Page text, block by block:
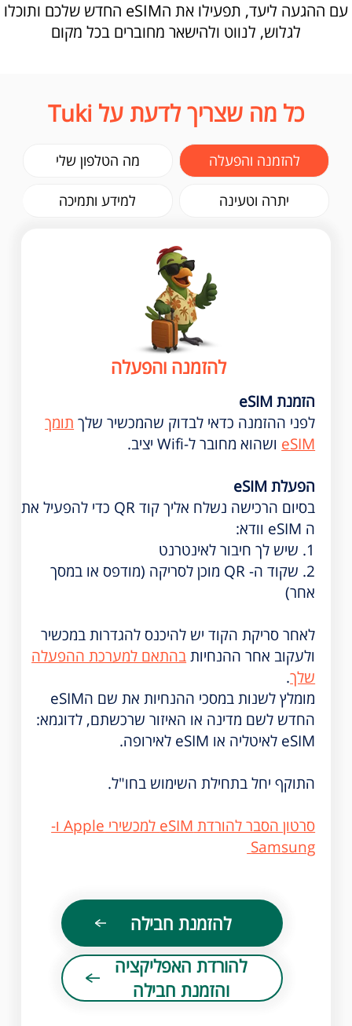
עם ההגעה ליעד, תפעילו את הeSIM החדש שלכם ותוכלו
לגלוש, לנווט ולהישאר מחוברים בכל מקום
כל מה שצריך לדעת על Tuki
להזמנה והפעלה מה הטלפון שלי
יתרה וטעינה למידע ותמיכה
להזמנה והפעלה
הזמנת eSIM
לפני ההזמנה כדאי לבדוק שהמכשיר שלך תומך
eSIM ושהוא מחובר ל-Wifi יציב.
הפעלת eSIM
בסיום הרכישה נשלח אליך קוד QR כדי להפעיל את
ה eSIM וודא:
1. שיש לך חיבור לאינטרנט
2. שקוד ה- QR מוכן לסריקה (מודפס או במסך
אחר)
לאחר סריקת הקוד יש להיכנס להגדרות במכשיר
ולעקוב אחר ההנחיותבהתאם למערכת ההפעלה
שלך.
מומלץ לשנות במסכי ההנחיות את שם הeSIM
החדש לשם מדינה או האיזור שרכשתם, לדוגמא:
eSIM לאיטליה או eSIM לאירופה.
התוקף יחל בתחילת השימוש בחו"ל.
סרטון הסבר להורדת eSIM למכשירי Apple ו-
Samsung
להזמנת חבילה
להורדת האפליקציה
והזמנת חבילה